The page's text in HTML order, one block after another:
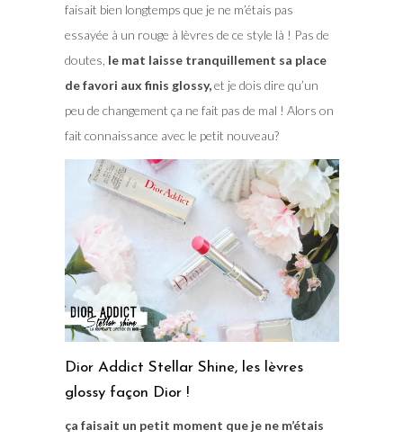
faisait bien longtemps que je ne m’étais pas
essayée à un rouge à lèvres de ce style là ! Pas de
doutes, le mat laisse tranquillement sa place
de favori aux finis glossy,et je dois dire qu’un
peu de changement ça ne fait pas de mal ! Alors on
fait connaissance avec le petit nouveau?
Dior Addict Stellar Shine, les lèvres
glossy façon Dior !
ça faisait un petit moment que je ne m’étais